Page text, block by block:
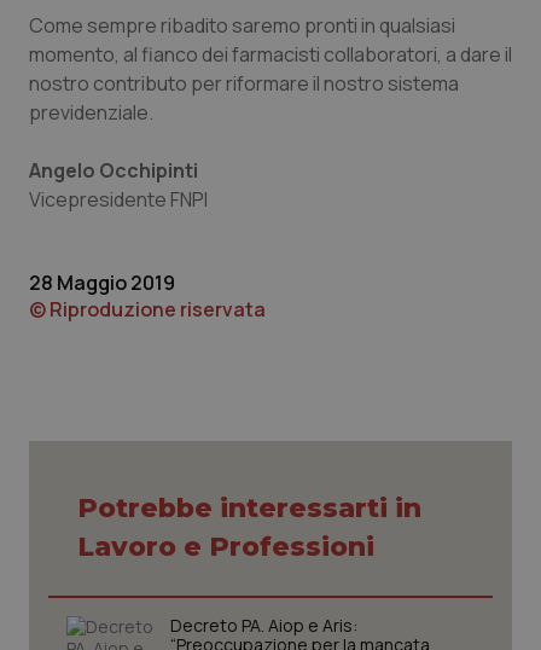
Marche
Molise
Provincia Autonoma di Bolzano
Provincia Autonoma di Trento
Umbria
Donna & Salute
Epatiti
Infezioni & Febbre
Ipertensione & Scompenso
Oftalmologia
Come sempre ribadito saremo pronti in qualsiasi
momento, al fianco dei farmacisti collaboratori, a dare il
nostro contributo per riformare il nostro sistema
previdenziale.
Angelo Occhipinti
Vicepresidente FNPI
28 Maggio 2019
© Riproduzione riservata
Potrebbe interessarti in
Lavoro e Professioni
Decreto PA. Aiop e Aris:
“Preoccupazione per la mancata